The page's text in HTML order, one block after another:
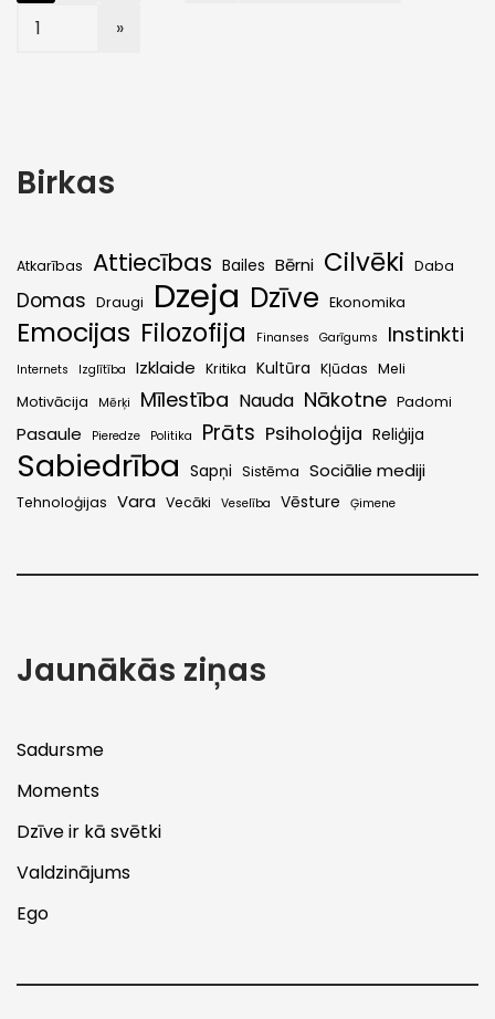
Birkas
Atkarības Attiecības Bailes Bērni Cilvēki Daba
Domas Draugi Dzeja Dzīve Ekonomika
Emocijas Filozofija Finanses Garīgums Instinkti
Internets Izglītība Izklaide Kritika Kultūra Kļūdas Meli
Motivācija
Mērķi Mīlestība Nauda Nākotne Padomi
Pasaule Pieredze Politika Prāts Psiholoģija Reliģija
Sabiedrība Sapņi Sistēma Sociālie mediji
Tehnoloģijas Vara Vecāki Veselība Vēsture Ģimene
Jaunākās ziņas
Sadursme
Moments
Dzīve ir kā svētki
Valdzinājums
Ego